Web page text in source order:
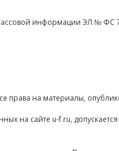
массовой информации ЭЛ №
права на материалы,
на сайте u-f.ru,